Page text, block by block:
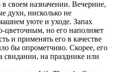
в своем назначении. Вечерние,
духи, нисколько не
уюте и уходе. Запах
цветочным, но его наполняет
и применять его в качестве
бы опрометчиво. Скорее, его
свидании, на празднике или